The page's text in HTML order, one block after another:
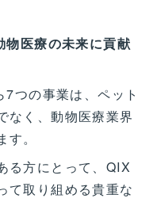
物医療の未来に貢献
つの事業は、ペット
なく、動物医療業界
。
る方にとって、QIX
て取り組める貴重な